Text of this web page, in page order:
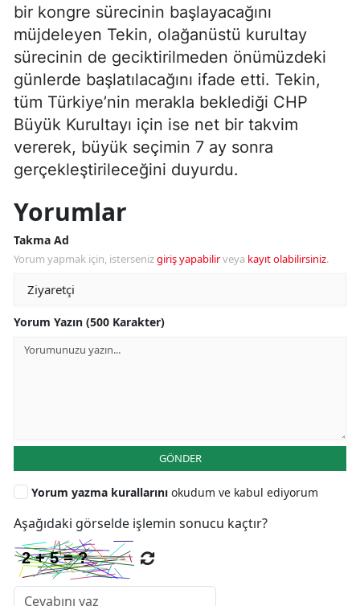
bir kongre sürecinin başlayacağını
müjdeleyen Tekin, olağanüstü kurultay
sürecinin de geciktirilmeden önümüzdeki
günlerde başlatılacağını ifade etti. Tekin,
tüm Türkiye’nin merakla beklediği CHP
Büyük Kurultayı için ise net bir takvim
vererek, büyük seçimin 7 ay sonra
gerçekleştirileceğini duyurdu.
Yorumlar
Takma Ad
Yorum yapmak için, istersenizgiriş yapabilirveya kayıt olabilirsiniz.
Yorum Yazın (500 Karakter)
GÖNDER
Yorum yazma kurallarını okudum ve kabul ediyorum
Aşağıdaki görselde işlemin sonucu kaçtır?